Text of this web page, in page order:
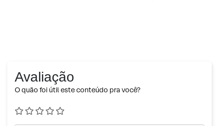
Avaliação
O quão foi útil este conteúdo pra você?